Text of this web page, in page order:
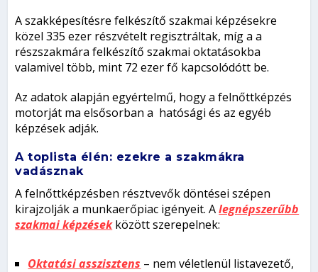
A szakképesítésre felkészítő szakmai képzésekre
közel 335 ezer részvételt regisztráltak, míg a a
részszakmára felkészítő szakmai oktatásokba
valamivel több, mint 72 ezer fő kapcsolódótt be.
Az adatok alapján egyértelmű, hogy a felnőttképzés
motorját ma elsősorban a hatósági és az egyéb
képzések adják.
A toplista élén: ezekre a szakmákra
vadásznak
A felnőttképzésben résztvevők döntései szépen
kirajzolják a munkaerőpiac igényeit. Alegnépszerűbb
szakmai képzésekközött szerepelnek:
Oktatási asszisztens – nem véletlenül listavezető,